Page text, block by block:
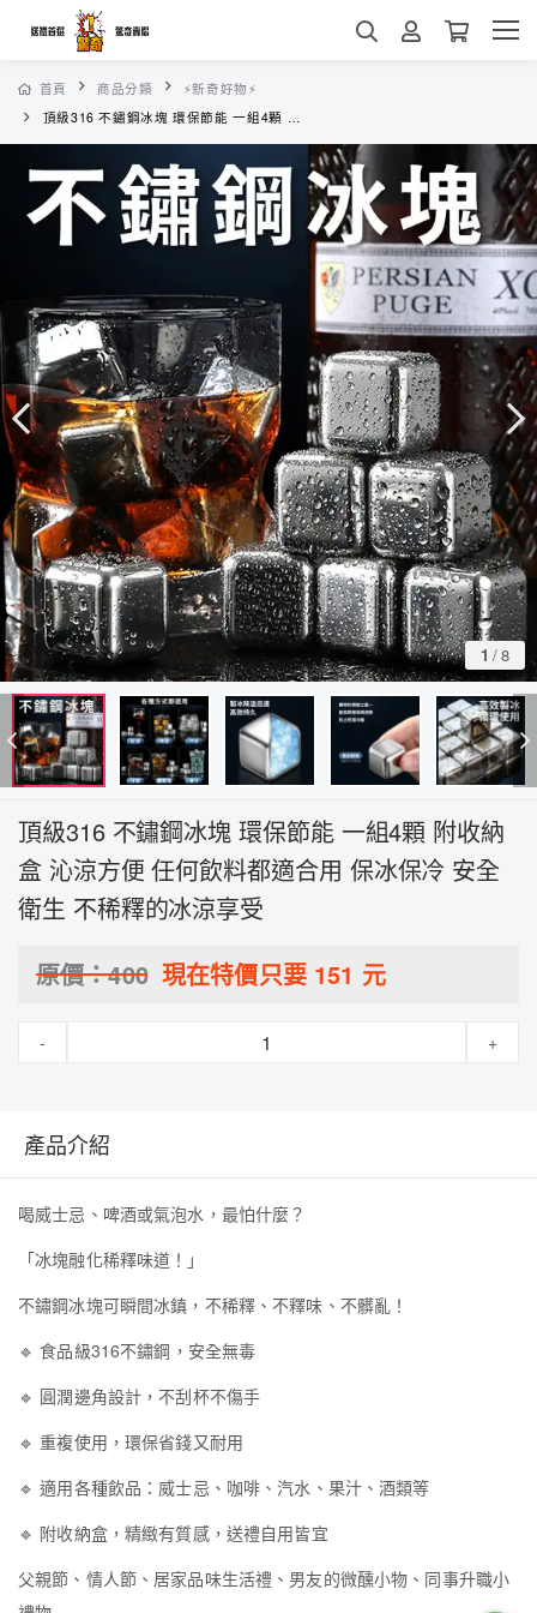
首頁 商品分類
⚡新奇好物⚡
頂級316 不鏽鋼冰塊 環保節能 一組4顆 附收納盒 沁涼方便 任何飲料都適合用 保冰保冷 安全衛生 不稀釋的冰涼享受
1 /8
頂級316 不鏽鋼冰塊 環保節能 一組4顆 附收納
盒 沁涼方便 任何飲料都適合用 保冰保冷 安全
衛生 不稀釋的冰涼享受
原價：400 現在特價只要 151 元
- +
產品介紹
喝威士忌、啤酒或氣泡水，最怕什麼？
「冰塊融化稀釋味道！」
不鏽鋼冰塊可瞬間冰鎮，不稀釋、不釋味、不髒亂！
🔹 食品級316不鏽鋼，安全無毒
🔹 圓潤邊角設計，不刮杯不傷手
🔹 重複使用，環保省錢又耐用
🔹 適用各種飲品：威士忌、咖啡、汽水、果汁、酒類等
🔹 附收納盒，精緻有質感，送禮自用皆宜
父親節、情人節、居家品味生活禮、男友的微醺小物、同事升職小